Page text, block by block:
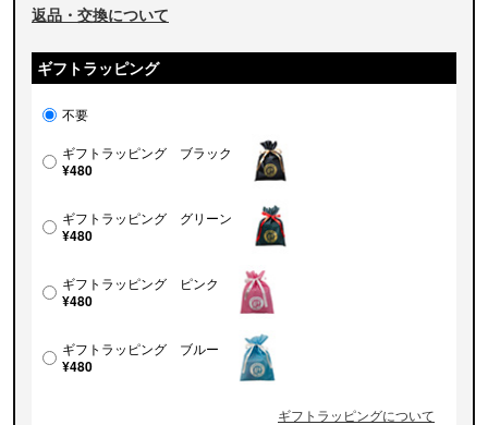
返品・交換について
ギフトラッピング
不要
ギフトラッピング ブラック
¥480
ギフトラッピング グリーン
¥480
ギフトラッピング ピンク
¥480
ギフトラッピング ブルー
¥480
ギフトラッピングについて